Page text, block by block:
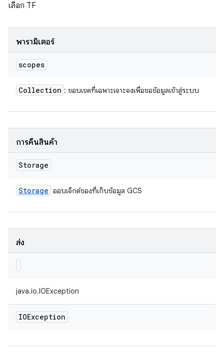
เลือก TF
พารามิเตอร์
scopes
Collection : ขอบเขตที่เฉพาะเจาะจงเพื่อขอข้อมูลเข้าสู่ระบบ
การคืนสินค้า
Storage
Storage ออบเจ็กต์ของที่เก็บข้อมูล GCS
ส่ง
java.io.IOException
IOException